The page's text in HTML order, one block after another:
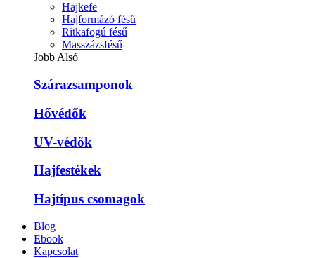
Hajkefe
Hajformázó fésű
Ritkafogú fésű
Masszázsfésű
Jobb Alsó
Szárazsamponok
Hővédők
UV-védők
Hajfestékek
Hajtípus csomagok
Blog
Ebook
Kapcsolat